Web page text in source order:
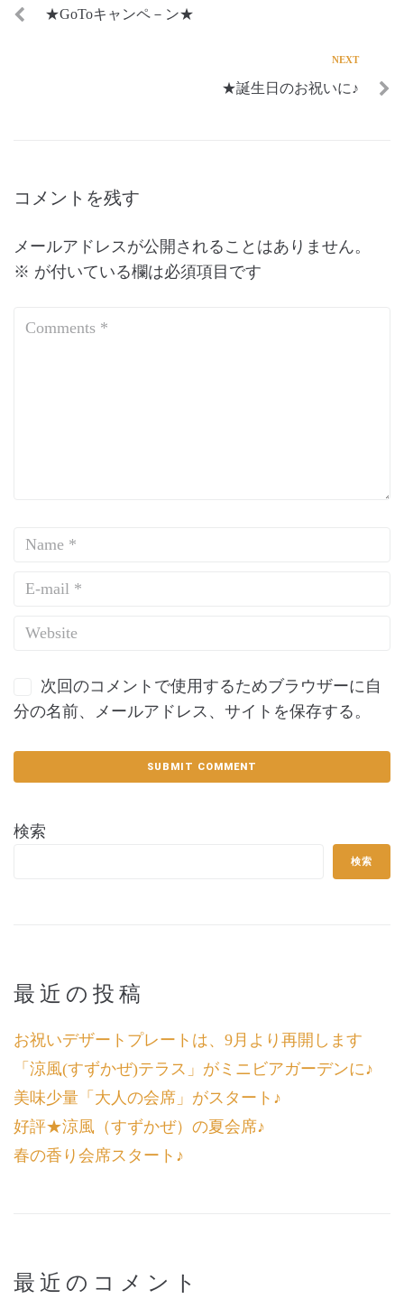
★GoToキャンペ－ン★
NEXT
★誕生日のお祝いに♪
コメントを残す
メールアドレスが公開されることはありません。
※ が付いている欄は必須項目です
次回のコメントで使用するためブラウザーに自
分の名前、メールアドレス、サイトを保存する。
検索
検索
最近の投稿
お祝いデザートプレートは、9月より再開します
「涼風(すずかぜ)テラス」がミニビアガーデンに♪
美味少量「大人の会席」がスタート♪
好評★涼風（すずかぜ）の夏会席♪
春の香り会席スタート♪
最近のコメント